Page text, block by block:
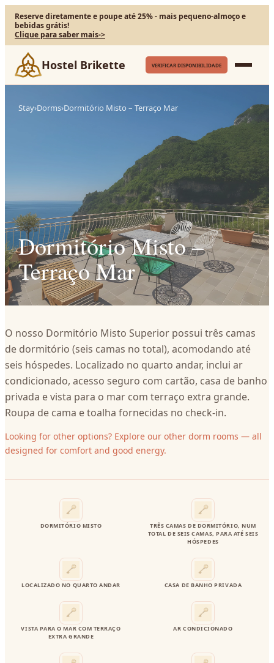
Reserve diretamente e poupe até 25% - mais pequeno-almoço e
bebidas grátis!
Clique para saber mais->
Hostel Brikette VERIFICAR DISPONIBILIDADE
Stay›Dorms›Dormitório Misto – Terraço Mar
Dormitório Misto –
Terraço Mar
O nosso Dormitório Misto Superior possui três camas
de dormitório (seis camas no total), acomodando até
seis hóspedes. Localizado no quarto andar, inclui ar
condicionado, acesso seguro com cartão, casa de banho
privada e vista para o mar com terraço extra grande.
Roupa de cama e toalha fornecidas no check‑in.
Looking for other options? Explore our other dorm rooms — all
designed for comfort and good energy.
DORMITÓRIO MISTO
TRÊS CAMAS DE DORMITÓRIO, NUM
TOTAL DE SEIS CAMAS, PARA ATÉ SEIS
HÓSPEDES
LOCALIZADO NO QUARTO ANDAR CASA DE BANHO PRIVADA
VISTA PARA O MAR COM TERRAÇO
EXTRA GRANDE
AR CONDICIONADO